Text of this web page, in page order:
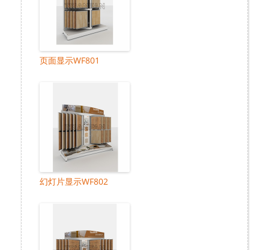
页面显示WF801
幻灯片显示WF802